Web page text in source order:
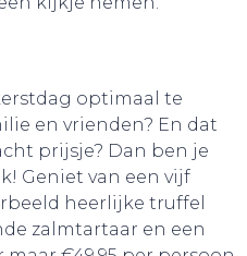
optimaal te
en vrienden? En dat
prijsje? Dan ben je
Geniet van een vijf
heerlijke truffel
zalmtartaar en een